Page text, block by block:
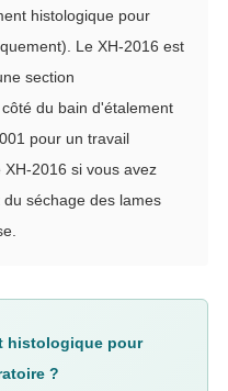
histologique pour
Le XH-2016 est
section
du bain d'étalement
pour un travail
2016 si vous avez
séchage des lames
histologique pour
?